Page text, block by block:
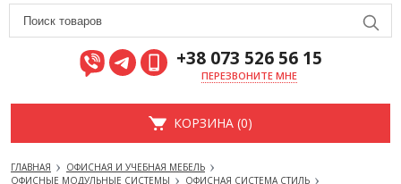
+38 073 526 56 15
ПЕРЕЗВОНИТЕ МНЕ
КОРЗИНА (0)
ГЛАВНАЯ
ОФИСНАЯ И УЧЕБНАЯ МЕБЕЛЬ
ОФИСНЫЕ МОДУЛЬНЫЕ СИСТЕМЫ
ОФИСНАЯ СИСТЕМА СТИЛЬ